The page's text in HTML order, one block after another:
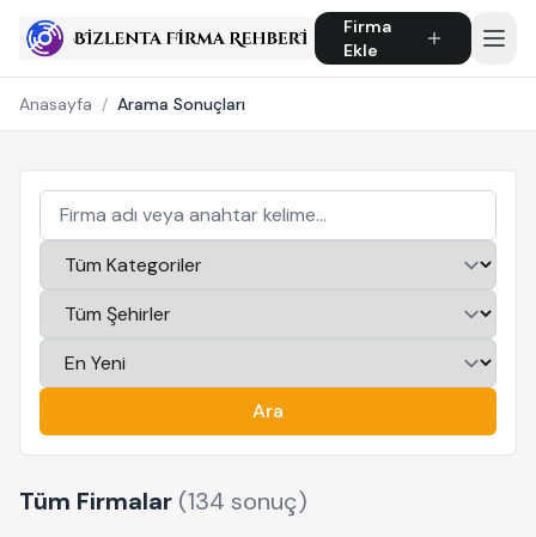
Firma
Ekle
Anasayfa / Arama Sonuçları
Ara
Tüm Firmalar (134 sonuç)